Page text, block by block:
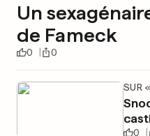
Un
de Fameck
0 0
SUR
0